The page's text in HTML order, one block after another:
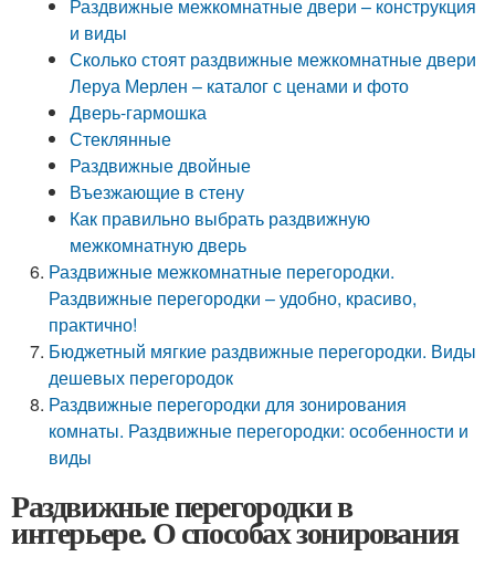
Раздвижные межкомнатные двери – конструкция
и виды
Сколько стоят раздвижные межкомнатные двери
Леруа Мерлен – каталог с ценами и фото
Дверь-гармошка
Стеклянные
Раздвижные двойные
Въезжающие в стену
Как правильно выбрать раздвижную
межкомнатную дверь
Раздвижные межкомнатные перегородки.
Раздвижные перегородки – удобно, красиво,
практично!
Бюджетный мягкие раздвижные перегородки. Виды
дешевых перегородок
Раздвижные перегородки для зонирования
комнаты. Раздвижные перегородки: особенности и
виды
Раздвижные перегородки в
интерьере. О способах зонирования